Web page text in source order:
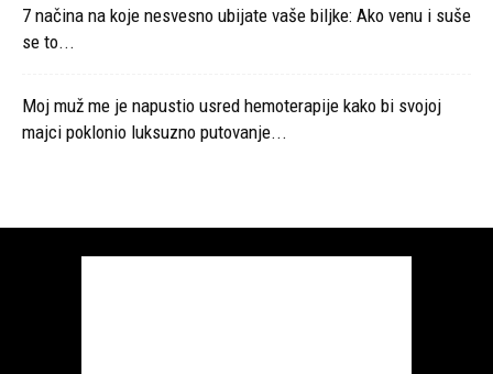
7 načina na koje nesvesno ubijate vaše biljke: Ako venu i suše
se to...
Moj muž me je napustio usred hemoterapije kako bi svojoj
majci poklonio luksuzno putovanje...